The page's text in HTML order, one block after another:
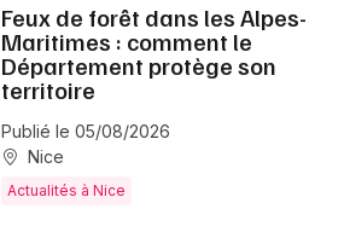
Feux de forêt dans les Alpes-
Maritimes : comment le
Département protège son
territoire
Publié le 05/08/2026
Nice
Actualités à Nice